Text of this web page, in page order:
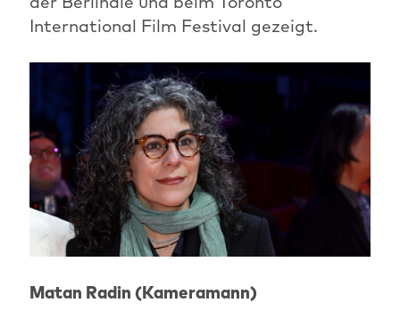
International Film Festival gezeigt.
Matan Radin (Kameramann)